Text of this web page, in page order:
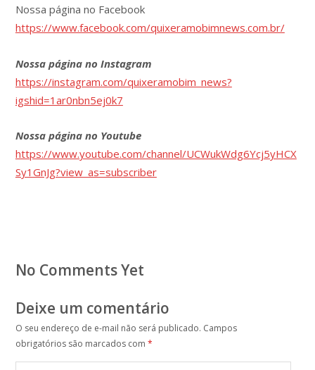
Nossa página no Facebook
https://www.facebook.com/quixeramobimnews.com.br/
Nossa página no Instagram
https://instagram.com/quixeramobim_news?
igshid=1ar0nbn5ej0k7
Nossa página no Youtube
https://www.youtube.com/channel/UCWukWdg6Ycj5yHCX
Sy1GnJg?view_as=subscriber
No Comments Yet
Deixe um comentário
O seu endereço de e-mail não será publicado. Campos
obrigatórios são marcados com *